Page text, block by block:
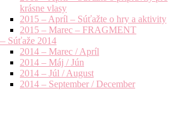
krásne vlasy
2015 – Apríl – Súťažte o hry a aktivity
2015 – Marec – FRAGMENT
Súťaže 2014
2014 – Marec / Apríl
2014 – Máj / Jún
2014 – Júl / August
2014 – September / December